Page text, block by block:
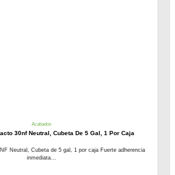
Acabados
30nf Neutral, Cubeta De 5 Gal, 1 Por Caja
Neutral, Cubeta de 5 gal, 1 por caja Fuerte adherencia
inmediata...